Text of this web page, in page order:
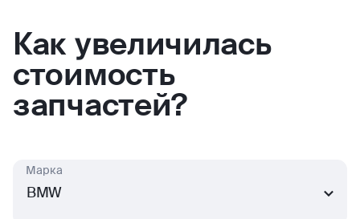
Как увеличилась
стоимость
запчастей?
BMW
Марка